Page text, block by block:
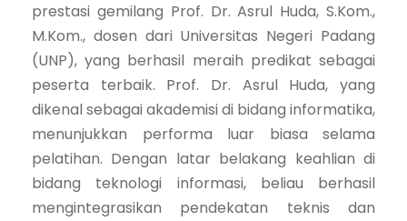
prestasi gemilang Prof. Dr. Asrul Huda, S.Kom.,
M.Kom., dosen dari Universitas Negeri Padang
(UNP), yang berhasil meraih predikat sebagai
peserta terbaik. Prof. Dr. Asrul Huda, yang
dikenal sebagai akademisi di bidang informatika,
menunjukkan performa luar biasa selama
pelatihan. Dengan latar belakang keahlian di
bidang teknologi informasi, beliau berhasil
mengintegrasikan pendekatan teknis dan